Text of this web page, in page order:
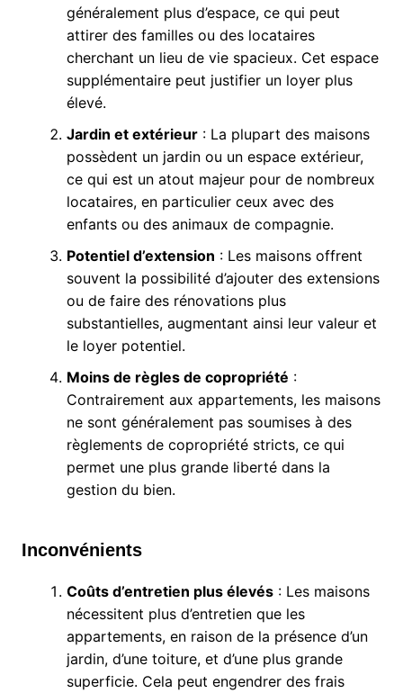
généralement plus d’espace, ce qui peut
attirer des familles ou des locataires
cherchant un lieu de vie spacieux. Cet espace
supplémentaire peut justifier un loyer plus
élevé.
Jardin et extérieur: La plupart des maisons
possèdent un jardin ou un espace extérieur,
ce qui est un atout majeur pour de nombreux
locataires, en particulier ceux avec des
enfants ou des animaux de compagnie.
Potentiel d’extension : Les maisons offrent
souvent la possibilité d’ajouter des extensions
ou de faire des rénovations plus
substantielles, augmentant ainsi leur valeur et
le loyer potentiel.
Moins de règles de copropriété :
Contrairement aux appartements, les maisons
ne sont généralement pas soumises à des
règlements de copropriété stricts, ce qui
permet une plus grande liberté dans la
gestion du bien.
Inconvénients
Coûts d’entretien plus élevés: Les maisons
nécessitent plus d’entretien que les
appartements, en raison de la présence d’un
jardin, d’une toiture, et d’une plus grande
superficie. Cela peut engendrer des frais